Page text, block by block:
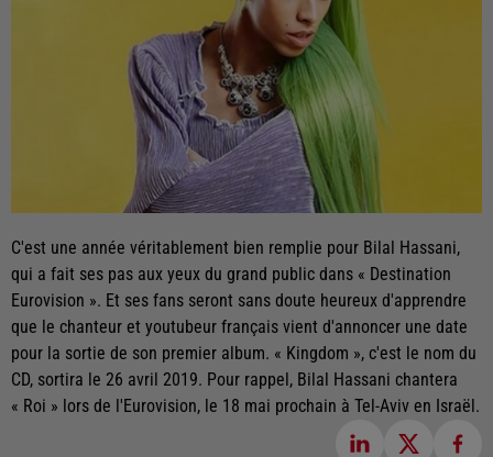
C'est une année véritablement bien remplie pour Bilal Hassani,
qui a fait ses pas aux yeux du grand public dans « Destination
Eurovision ». Et ses fans seront sans doute heureux d'apprendre
que le chanteur et youtubeur français vient d'annoncer une date
pour la sortie de son premier album. « Kingdom », c'est le nom du
CD, sortira le 26 avril 2019. Pour rappel, Bilal Hassani chantera
« Roi » lors de l'Eurovision, le 18 mai prochain à Tel-Aviv en Israël.